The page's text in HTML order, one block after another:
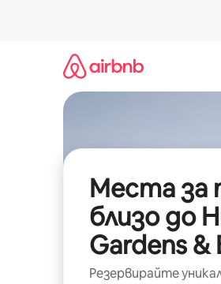
Места за
близо до
Gardens &
Резервирайте